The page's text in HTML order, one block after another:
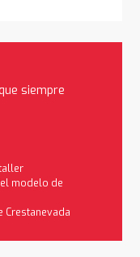
siempre
modelo de
Crestanevada